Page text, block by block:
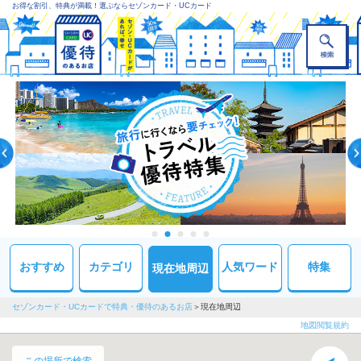
お得な割引、特典が満載！選ぶならセゾンカード・UCカード
おすすめ カテゴリ 現在地周辺 人気ワード 特集
セゾンカード・UCカードで特典・優待のあるお店 現在地周辺
地図閲覧規約